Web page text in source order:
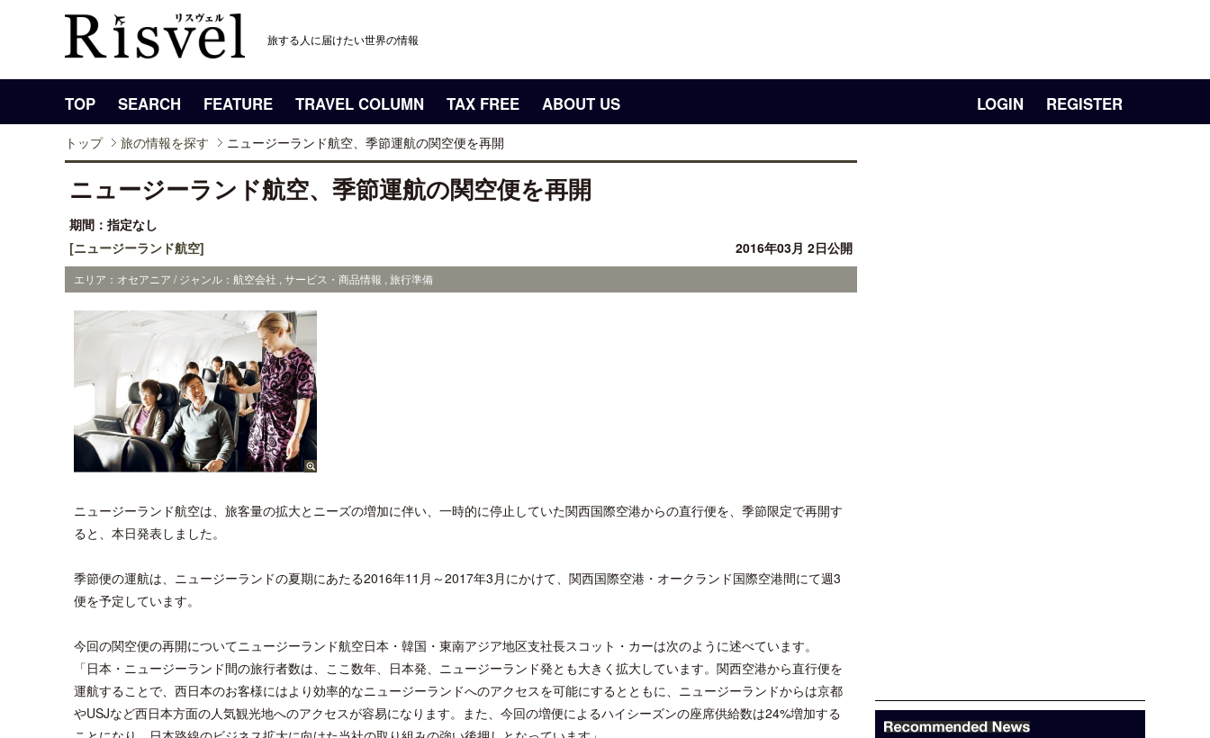
旅する人に届けたい世界の情報
TOP SEARCH FEATURE TRAVEL COLUMN TAX FREE ABOUT US LOGIN REGISTER
トップ 旅の情報を探す ニュージーランド航空、季節運航の関空便を再開
ニュージーランド航空、季節運航の関空便を再開
期間：指定なし
[ニュージーランド航空]
2016年03月 2日公開
エリア：オセアニア / ジャンル：航空会社 , サービス・商品情報 , 旅行準備
ニュージーランド航空は、旅客量の拡大とニーズの増加に伴い、一時的に停止していた関西国際空港からの直行便を、季節限定で再開す
ると、本日発表しました。
季節便の運航は、ニュージーランドの夏期にあたる2016年11月～2017年3月にかけて、関西国際空港・オークランド国際空港間にて週3
便を予定しています。
今回の関空便の再開についてニュージーランド航空日本・韓国・東南アジア地区支社長スコット・カーは次のように述べています。
「日本・ニュージーランド間の旅行者数は、ここ数年、日本発、ニュージーランド発とも大きく拡大しています。関西空港から直行便を
運航することで、西日本のお客様にはより効率的なニュージーランドへのアクセスを可能にするとともに、ニュージーランドからは京都
やUSJなど西日本方面の人気観光地へのアクセスが容易になります。また、今回の増便によるハイシーズンの座席供給数は24%増加する